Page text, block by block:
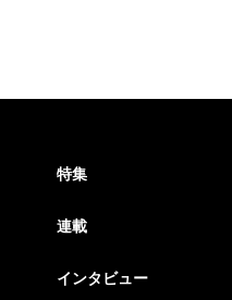
特集
連載
インタビュー